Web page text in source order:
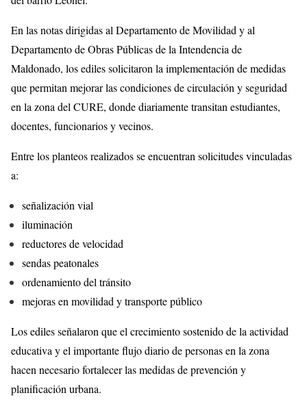
En las notas dirigidas al Departamento de Movilidad y al
Departamento de Obras Públicas de la Intendencia de
Maldonado, los ediles solicitaron la implementación de medidas
que permitan mejorar las condiciones de circulación y seguridad
en la zona del CURE, donde diariamente transitan estudiantes,
docentes, funcionarios y vecinos.
Entre los planteos realizados se encuentran solicitudes vinculadas
a:
señalización vial
iluminación
reductores de velocidad
sendas peatonales
ordenamiento del tránsito
mejoras en movilidad y transporte público
Los ediles señalaron que el crecimiento sostenido de la actividad
educativa y el importante flujo diario de personas en la zona
hacen necesario fortalecer las medidas de prevención y
planificación urbana.